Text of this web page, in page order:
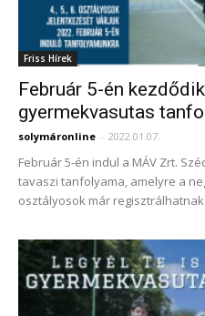
Friss Hírek
Február 5-én
gyermekvasutas
solymáronline - 2022.01.07.
Február 5-én indul a MÁV Zrt.
tavaszi tanfolyama, amelyre a
osztályosok már